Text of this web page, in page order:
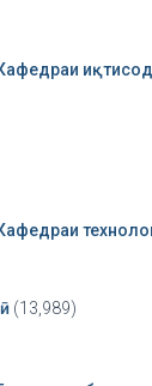
(13,989)